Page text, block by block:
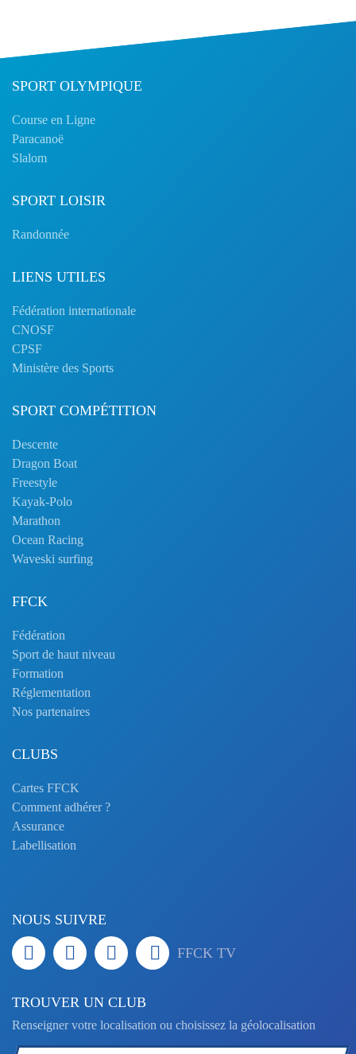
SPORT OLYMPIQUE
Course en Ligne
Paracanoë
Slalom
SPORT LOISIR
Randonnée
LIENS UTILES
Fédération internationale
CNOSF
CPSF
Ministère des Sports
SPORT COMPÉTITION
Descente
Dragon Boat
Freestyle
Kayak-Polo
Marathon
Ocean Racing
Waveski surfing
FFCK
Fédération
Sport de haut niveau
Formation
Réglementation
Nos partenaires
CLUBS
Cartes FFCK
Comment adhérer ?
Assurance
Labellisation
NOUS SUIVRE
FFCK TV
TROUVER UN CLUB
Renseigner votre localisation ou choisissez la géolocalisation